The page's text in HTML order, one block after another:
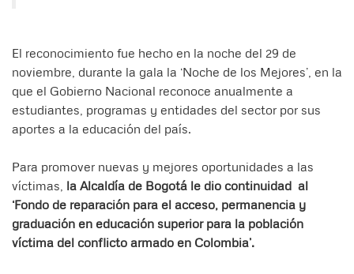
El reconocimiento fue hecho en la noche del 29 de
noviembre, durante la gala la ‘Noche de los Mejores’, en la
que el Gobierno Nacional reconoce anualmente a
estudiantes, programas y entidades del sector por sus
aportes a la educación del país.
Para promover nuevas y mejores oportunidades a las
víctimas, la Alcaldía de Bogotá le dio continuidad al
‘Fondo de reparación para el acceso, permanencia y
graduación en educación superior para la población
víctima del conflicto armado en Colombia’.